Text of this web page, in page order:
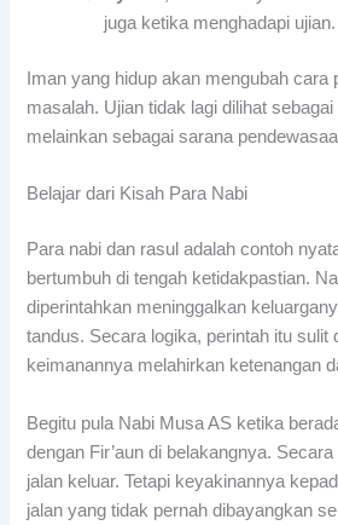
juga ketika menghadapi ujian.
Iman yang hidup akan mengubah cara
masalah. Ujian tidak lagi dilihat
melainkan sebagai sarana
Belajar dari Kisah Para Nabi
Para nabi dan rasul adalah contoh
bertumbuh di tengah ketidakpastian.
diperintahkan meninggalkan
tandus. Secara logika, perintah itu sulit
keimanannya melahirkan ketenangan
Begitu pula Nabi Musa AS ketika
dengan Fir’aun di belakangnya.
jalan keluar. Tetapi keyakinannya
jalan yang tidak pernah dibayangkan